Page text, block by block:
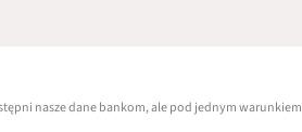
nasze dane bankom, ale pod jednym warunkiem